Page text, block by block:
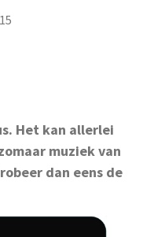
Het kan allerlei
muziek van
dan eens de